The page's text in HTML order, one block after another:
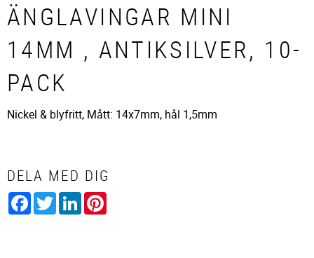
ÄNGLAVINGAR MINI
14MM , ANTIKSILVER, 10-
PACK
Nickel & blyfritt, Mått: 14x7mm, hål 1,5mm
DELA MED DIG
Facebook
TwitterLinkedIn